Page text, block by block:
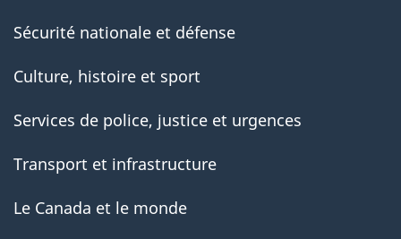
Sécurité nationale et défense
Culture, histoire et sport
Services de police, justice et urgences
Transport et infrastructure
Le Canada et le monde